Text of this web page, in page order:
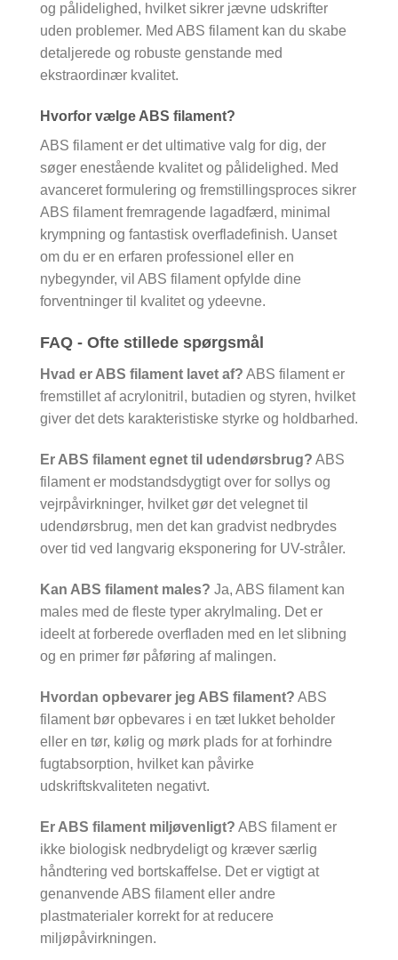
og pålidelighed, hvilket sikrer jævne udskrifter
uden problemer. Med ABS filament kan du skabe
detaljerede og robuste genstande med
ekstraordinær kvalitet.
Hvorfor vælge ABS filament?
ABS filament er det ultimative valg for dig, der
søger enestående kvalitet og pålidelighed. Med
avanceret formulering og fremstillingsproces sikrer
ABS filament fremragende lagadfærd, minimal
krympning og fantastisk overfladefinish. Uanset
om du er en erfaren professionel eller en
nybegynder, vil ABS filament opfylde dine
forventninger til kvalitet og ydeevne.
FAQ - Ofte stillede spørgsmål
Hvad er ABS filament lavet af? ABS filament er
fremstillet af acrylonitril, butadien og styren, hvilket
giver det dets karakteristiske styrke og holdbarhed.
Er ABS filament egnet til udendørsbrug? ABS
filament er modstandsdygtigt over for sollys og
vejrpåvirkninger, hvilket gør det velegnet til
udendørsbrug, men det kan gradvist nedbrydes
over tid ved langvarig eksponering for UV-stråler.
Kan ABS filament males? Ja, ABS filament kan
males med de fleste typer akrylmaling. Det er
ideelt at forberede overfladen med en let slibning
og en primer før påføring af malingen.
Hvordan opbevarer jeg ABS filament? ABS
filament bør opbevares i en tæt lukket beholder
eller en tør, kølig og mørk plads for at forhindre
fugtabsorption, hvilket kan påvirke
udskriftskvaliteten negativt.
Er ABS filament miljøvenligt? ABS filament er
ikke biologisk nedbrydeligt og kræver særlig
håndtering ved bortskaffelse. Det er vigtigt at
genanvende ABS filament eller andre
plastmaterialer korrekt for at reducere
miljøpåvirkningen.